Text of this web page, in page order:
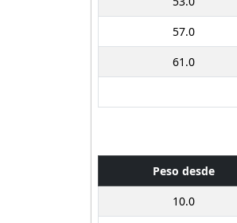
57.0
61.0
Peso desde
10.0